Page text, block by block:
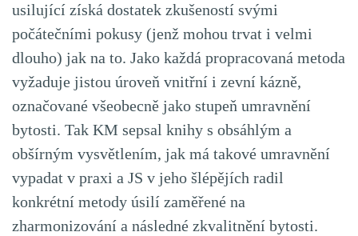
usilující získá dostatek zkušeností svými
počátečními pokusy (jenž mohou trvat i velmi
dlouho) jak na to. Jako každá propracovaná metoda
vyžaduje jistou úroveň vnitřní i zevní kázně,
označované všeobecně jako stupeň umravnění
bytosti. Tak KM sepsal knihy s obsáhlým a
obšírným vysvětlením, jak má takové umravnění
vypadat v praxi a JS v jeho šlépějích radil
konkrétní metody úsilí zaměřené na
zharmonizování a následné zkvalitnění bytosti.